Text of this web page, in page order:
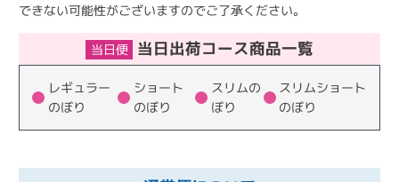
できない可能性がございますのでご了承ください。
当日便 当日出荷コース商品一覧
レギュラー
のぼり
ショート
のぼり
スリムの
ぼり
スリムショート
のぼり